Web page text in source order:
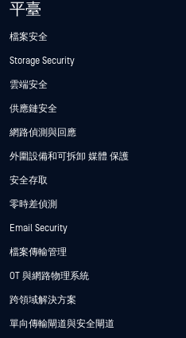
平臺
檔案安全
Storage Security
雲端安全
供應鏈安全
網路偵測與回應
外圍設備和可拆卸 媒體 保護
安全存取
零時差偵測
Email Security
檔案傳輸管理
OT 與網路物理系統
跨領域解決方案
單向傳輸閘道與安全閘道